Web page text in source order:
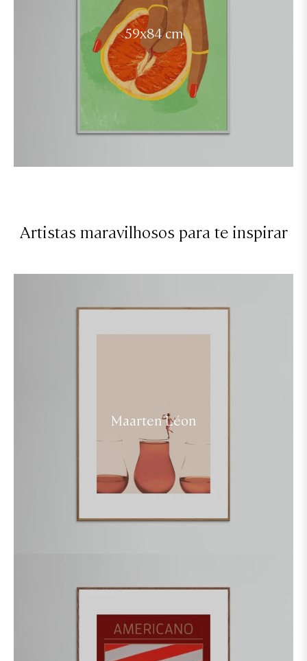
59x84 cm
Artistas maravilhosos para te inspirar
Maarten Léon